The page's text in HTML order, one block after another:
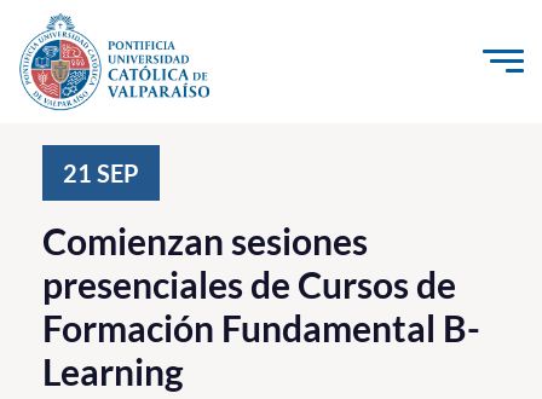
Click acá para ir directamente al contenido
Investigación, Creación e Innovación
PUCV Internacional
Vinculación con el Medio
Admisión
21 SEP
Comienzan sesiones
presenciales de Cursos de
Formación Fundamental B-
Learning